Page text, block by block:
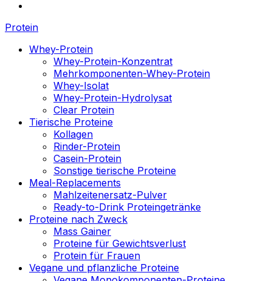
Protein
Whey-Protein
Whey-Protein-Konzentrat
Mehrkomponenten-Whey-Protein
Whey-Isolat
Whey-Protein-Hydrolysat
Clear Protein
Tierische Proteine
Kollagen
Rinder-Protein
Casein-Protein
Sonstige tierische Proteine
Meal-Replacements
Mahlzeitenersatz-Pulver
Ready-to-Drink Proteingetränke
Proteine nach Zweck
Mass Gainer
Proteine für Gewichtsverlust
Protein für Frauen
Vegane und pflanzliche Proteine